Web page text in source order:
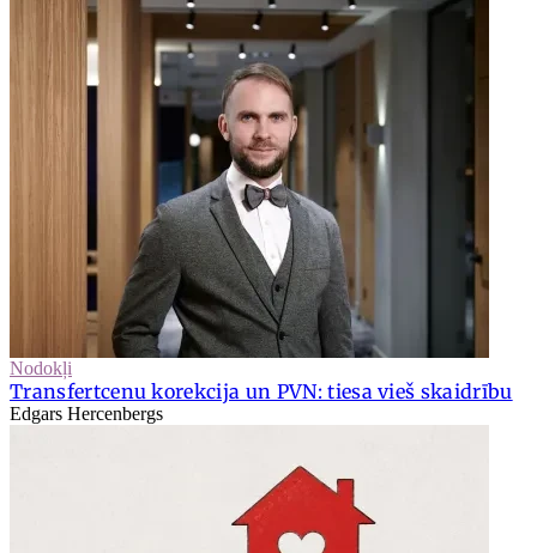
Nodokļi
Transfertcenu korekcija un PVN: tiesa vieš skaidrību
Edgars Hercenbergs